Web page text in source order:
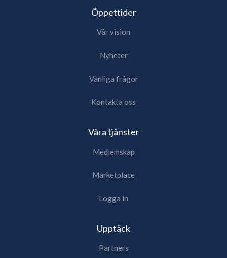
Öppettider
Vår vision
Nyheter
Vanliga frågor
Kontakta oss
Våra tjänster
Medlemskap
Marketplace
Logga in
Upptäck
Partners